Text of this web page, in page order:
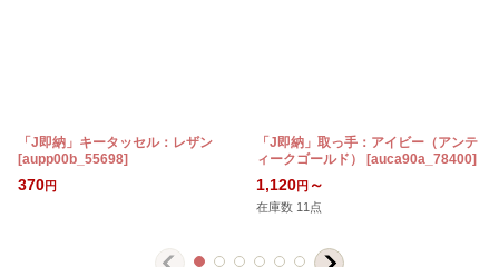
「J即納」キータッセル：レザン
[aupp00b_55698]
370円
「J即納」取っ手：アイビー（アンテ
ィークゴールド）
[auca90a_78400]
1,120円 ～
在庫数 11点